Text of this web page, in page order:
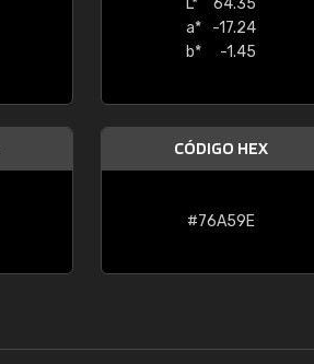
L*
64.35
a*
-17.24
b*
-1.45
CÓDIGO HEX
#76A59E